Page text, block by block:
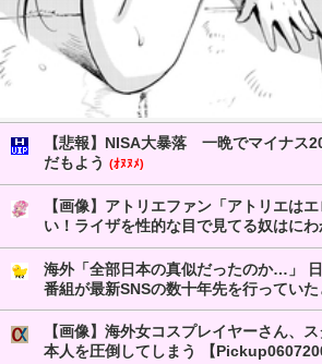
【悲報】NISA大暴落 一晩でマイナス
だもよう (ｵﾇﾇﾒ)
【画像】アトリエファン「アトリエは
い！ライザを性的な目で見てる奴はにわ
海外「全部日本の真似だったのか…」
番組が最新SNSの数十年先を行っていた
【画像】海外女コスプレイヤーさん、
本人を圧倒してしまう 【